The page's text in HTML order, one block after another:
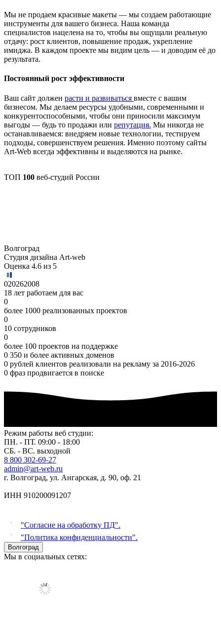
Мы не продаем красивые макеты — мы создаем работающие
инструменты для вашего бизнеса. Наша команда
специалистов нацелена на то, чтобы вы ощущали реальную
отдачу: рост клиентов, повышение продаж, укрепление
имиджа. В каждом проекте мы видим цель — и доводим её до
результата.
Постоянный рост эффективности
Ваш сайт должен расти и развиваться вместе с вашим
бизнесом. Мы делаем ресурсы удобными, современными и
конкурентоспособными, чтобы они приносили максимум
выгоды — будь то продажи или репутация. Мы никогда не
останавливаемся: внедряем новые технологии, тестируем
подходы, совершенствуем решения. Именно поэтому сайты
Art-Web всегда эффективны и выделяются на рынке.
ТОП 100 веб-студий России
Волгоград
Студия дизайна Art-web
Оценка 4.6 из 5
020262008
18 лет работаем для вас
0
более 1000 реализованных проектов
0
10 сотрудников
0
более 100 проектов на поддержке
0 350 и более активных доменов
0 рублей клиентов реализовали на рекламу за 2016-2026
0 фраз продвигается в поиске
Режим работы веб студии:
ПН. - ПТ. 09:00 - 18:00
СБ. - ВС. выходной
8 800 302-69-27
admin@art-web.ru
г. Волгоград, ул. Ангарская, д. 90, оф. 21
ИНН 910200091207
"Согласие на обработку ПД".
"Политика конфиденциальности".
Волгоград
Мы в социальных сетях: